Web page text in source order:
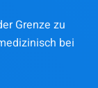
Grenze zu
bei